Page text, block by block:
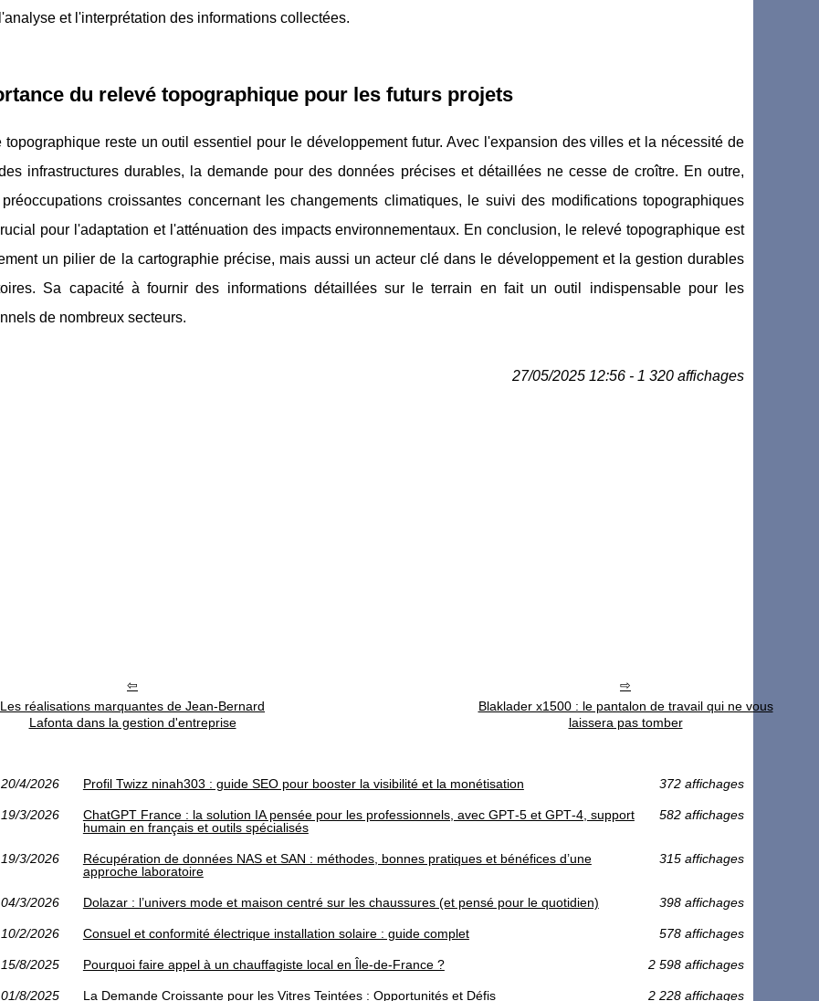
et l'interprétation des informations collectées.
du relevé topographique pour les futurs projets
topographique reste un outil essentiel pour le développement futur. Avec l'expansion des villes et la nécessité de
infrastructures durables, la demande pour des données précises et détaillées ne cesse de croître. En outre,
croissantes concernant les changements climatiques, le suivi des modifications topographiques
pour l'adaptation et l'atténuation des impacts environnementaux. En conclusion, le relevé topographique est
un pilier de la cartographie précise, mais aussi un acteur clé dans le développement et la gestion durables
Sa capacité à fournir des informations détaillées sur le terrain en fait un outil indispensable pour les
de nombreux secteurs.
27/05/2025 12:56 - 1 320 affichages
Les réalisations marquantes de Jean-Bernard
Lafonta dans la gestion d'entreprise
Blaklader x1500 : le pantalon de travail qui ne vous
laissera pas tomber
20/4/2026 Profil Twizz ninah303 : guide SEO pour booster la visibilité et la monétisation 372 affichages
19/3/2026
ChatGPT France : la solution IA pensée pour les professionnels, avec GPT‑5 et GPT‑4, support
humain en français et outils spécialisés
582 affichages
19/3/2026
Récupération de données NAS et SAN : méthodes, bonnes pratiques et bénéfices d’une
approche laboratoire
315 affichages
04/3/2026 Dolazar : l’univers mode et maison centré sur les chaussures (et pensé pour le quotidien) 398 affichages
10/2/2026 Consuel et conformité électrique installation solaire : guide complet 578 affichages
15/8/2025 Pourquoi faire appel à un chauffagiste local en Île-de-France ? 2 598 affichages
01/8/2025 La Demande Croissante pour les Vitres Teintées : Opportunités et Défis 2 228 affichages